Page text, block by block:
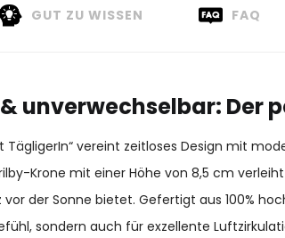
GUT ZU WISSEN FAQ
unverwechselbar: Der
TägligerIn“ vereint zeitloses Design mit
Krone mit einer Höhe von 8,5 cm
vor der Sonne bietet. Gefertigt aus 100%
sondern auch für exzellente